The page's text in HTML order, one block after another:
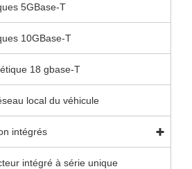
5GBase-T
10GBase-T
18 gbase-T
local du véhicule
intégrés
intégré à série unique